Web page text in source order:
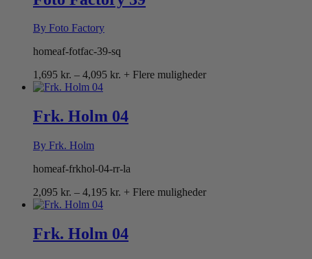
By Foto Factory
homeaf-fotfac-39-sq
1,695 kr. – 4,095 kr. Prisinterval:
4,095 kr.
+ Flere muligheder
Frk. Holm 04
By Frk. Holm
homeaf-frkhol-04-rr-la
2,095 kr. – 4,195 kr. Prisinterval:
4,195 kr.
+ Flere muligheder
Frk. Holm 04